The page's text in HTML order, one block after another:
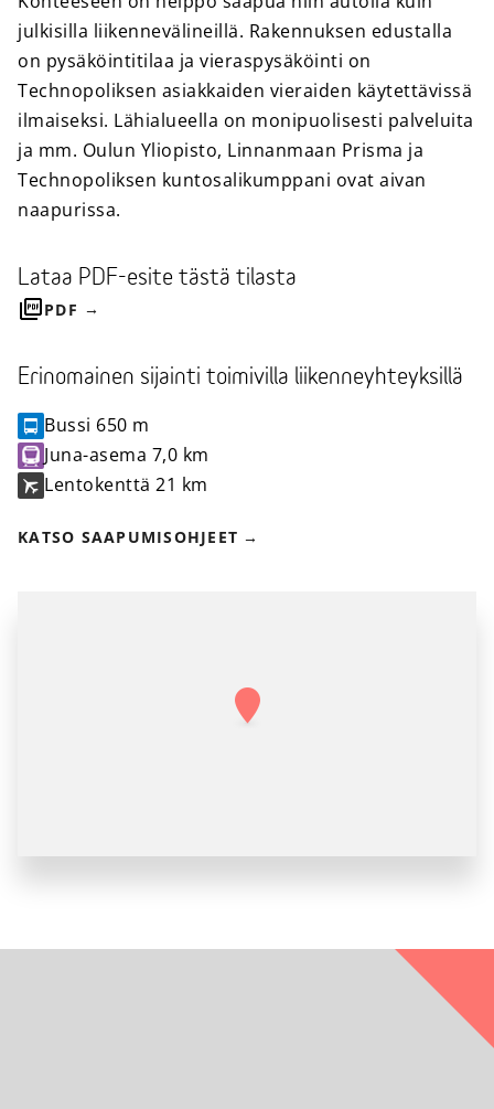
julkisilla liikennevälineillä. Rakennuksen edustalla
on pysäköintitilaa ja vieraspysäköinti on
Technopoliksen asiakkaiden vieraiden käytettävissä
ilmaiseksi. Lähialueella on monipuolisesti palveluita
ja mm. Oulun Yliopisto, Linnanmaan Prisma ja
Technopoliksen kuntosalikumppani ovat aivan
naapurissa.
Lataa PDF-esite tästä tilasta
PDF
Erinomainen sijainti toimivilla liikenneyhteyksillä
Bussi 650 m
Juna-asema 7,0 km
Lentokenttä 21 km
KATSO SAAPUMISOHJEET